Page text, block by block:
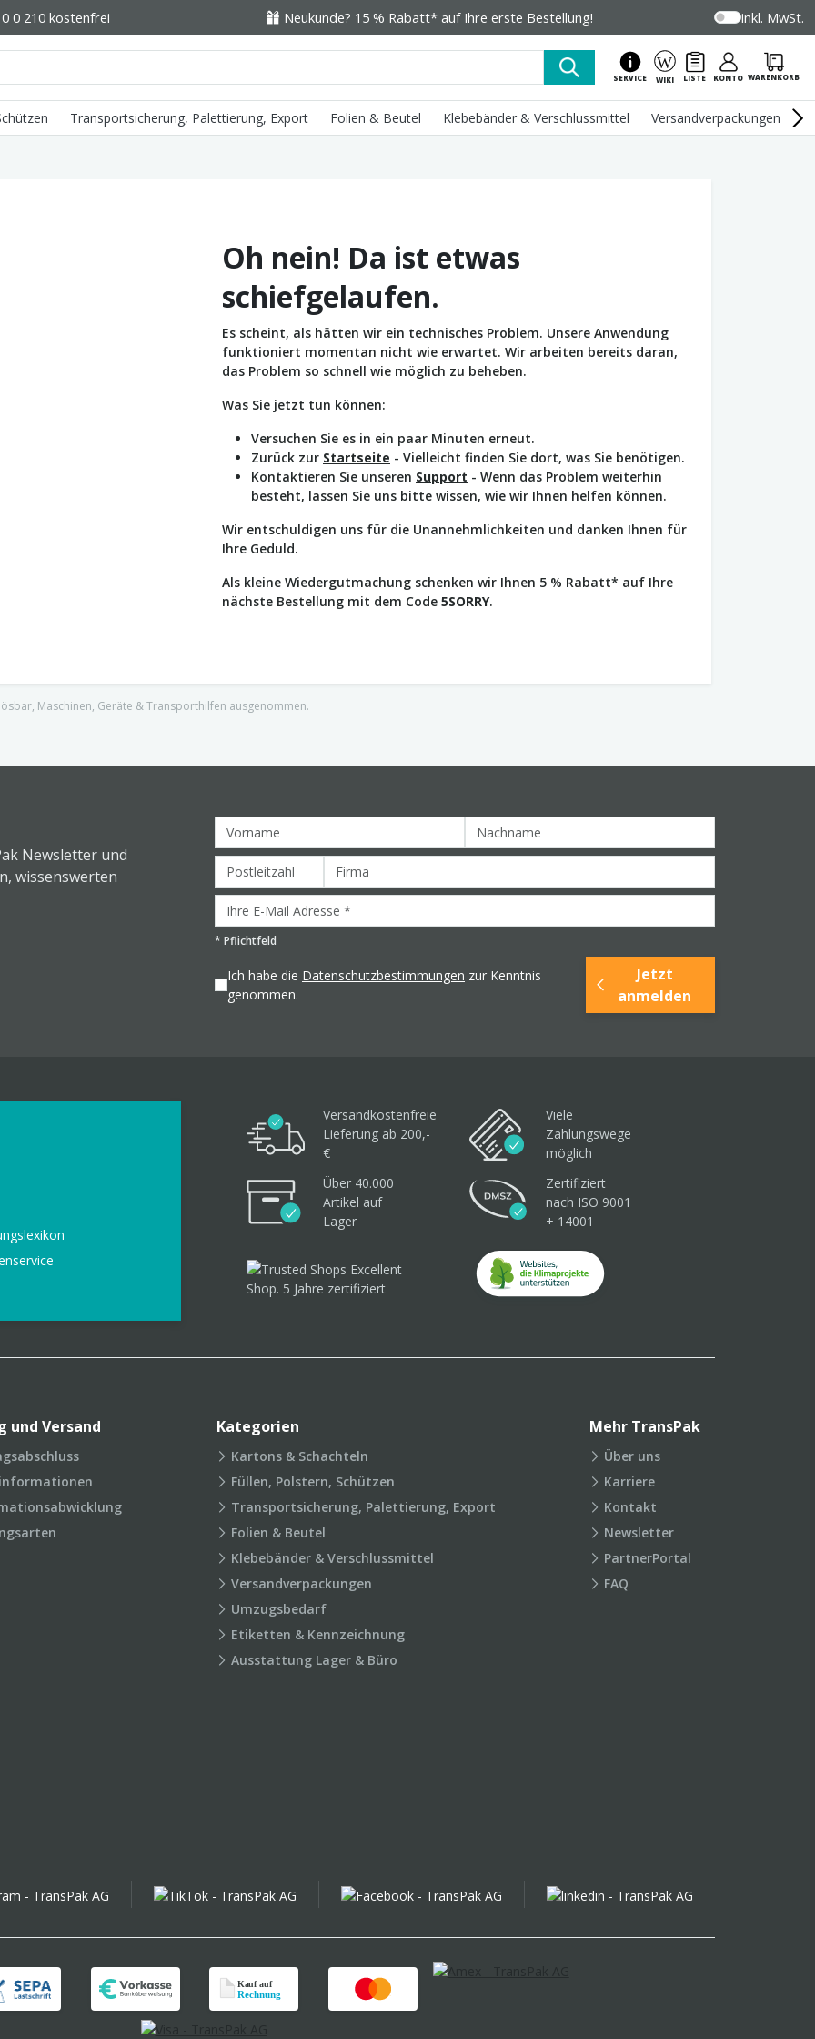
0 210 kostenfrei Neukunde? 15 % Rabatt* auf Ihre erste Bestellung! inkl. MwSt.
SERVICE WIKI LISTE KONTO WARENKORB
Transportsicherung, Palettierung, Export Folien & Beutel Klebebänder & Verschlussmittel Versandverpackungen
Oh nein! Da ist etwas
schiefgelaufen.
Es scheint, als hätten wir ein technisches Problem. Unsere Anwendung
funktioniert momentan nicht wie erwartet. Wir arbeiten bereits daran,
das Problem so schnell wie möglich zu beheben.
Was Sie jetzt tun können:
Versuchen Sie es in ein paar Minuten erneut.
Zurück zur Startseite - Vielleicht finden Sie dort, was Sie benötigen.
Kontaktieren Sie unseren Support - Wenn das Problem weiterhin
besteht, lassen Sie uns bitte wissen, wie wir Ihnen helfen können.
Wir entschuldigen uns für die Unannehmlichkeiten und danken Ihnen für
Ihre Geduld.
Als kleine Wiedergutmachung schenken wir Ihnen 5 % Rabatt* auf Ihre
nächste Bestellung mit dem Code 5SORRY.
Maschinen, Geräte & Transporthilfen ausgenommen.
Newsletter und
wissenswerten
* Pflichtfeld
Ich habe die Datenschutzbestimmungen zur Kenntnis
genommen.
Jetzt
anmelden
Versandkostenfreie
Lieferung ab 200,-
€
Viele
Zahlungswege
möglich
Über 40.000
Artikel auf
Lager
Zertifiziert
nach ISO 9001
+ 14001
und Versand Kategorien
Kartons & Schachteln
Füllen, Polstern, Schützen
Transportsicherung, Palettierung, Export
Folien & Beutel
Klebebänder & Verschlussmittel
Versandverpackungen
Umzugsbedarf
Etiketten & Kennzeichnung
Ausstattung Lager & Büro
Mehr TransPak
Über uns
Karriere
Kontakt
Newsletter
PartnerPortal
FAQ